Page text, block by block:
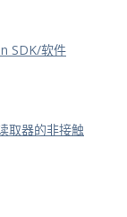
SDK/软件
取器的非接触